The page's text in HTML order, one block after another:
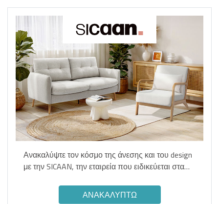
Ανακαλύψτε τον κόσμο της άνεσης και του design
με την SICAAN, την εταιρεία που ειδικεύεται στα
ΑΝΑΚΑΛΎΠΤΩ